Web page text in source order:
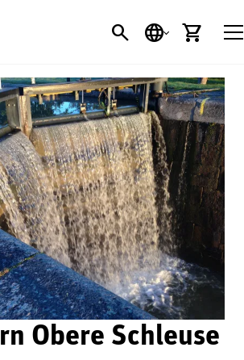
SEARCH
SPRACHE
Obere Schleuse